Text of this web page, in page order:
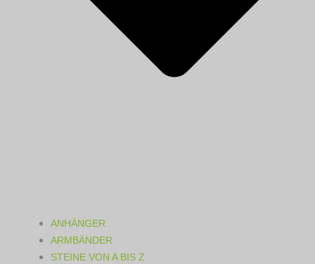
ANHÄNGER
ARMBÄNDER
STEINE VON A BIS Z